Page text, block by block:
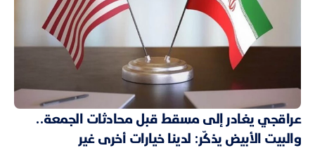
عراقجي يغادر إلى مسقط قبل محادثات الجمعة..
والبيت الأبيض يذكّر: لدينا خيارات أخرى غير